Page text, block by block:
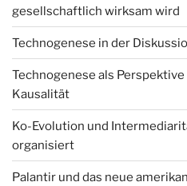
gesellschaftlich wirksam wird
Technogenese in der
Technogenese als
Kausalität
Ko-Evolution und
organisiert
Palantir und das neue